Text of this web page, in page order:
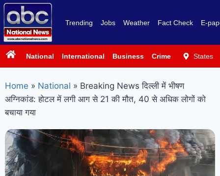
Trending Jobs Weather Fact Check E-
National International Business Crime PoliticsStates
Home » National » Breaking News दिल्ली में भीषण
अग्निकांड: होटल में लगी आग से 21 की मौत, 40 से अधिक लोगों को
बचाया गया